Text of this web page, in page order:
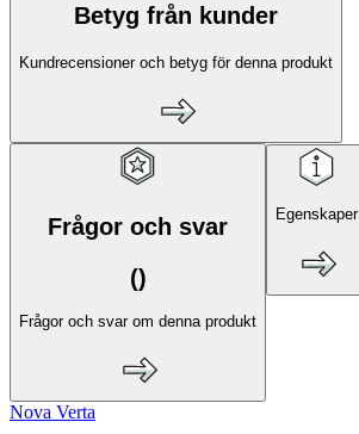
Betyg från kunder
Kundrecensioner och betyg för denna produkt
Frågor och svar
()
Frågor och svar om denna produkt
Egenskaper
Nova Verta